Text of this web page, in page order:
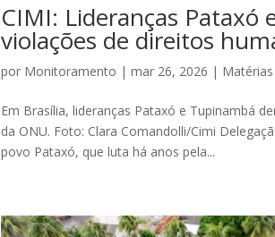
CIMI: Lideranças Pataxó
violações de direitos
por Monitoramento |mar 26, 2026 | Matérias
Em Brasília, lideranças Pataxó e Tupinambá
da ONU. Foto: Clara Comandolli/Cimi
povo Pataxó, que luta há anos pela...